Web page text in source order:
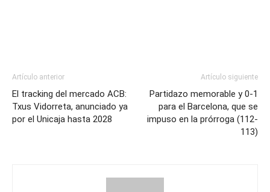
Artículo anterior
El tracking del mercado ACB:
Txus Vidorreta, anunciado ya
por el Unicaja hasta 2028
Artículo siguiente
Partidazo memorable y 0-1
para el Barcelona, que se
impuso en la prórroga (112-
113)